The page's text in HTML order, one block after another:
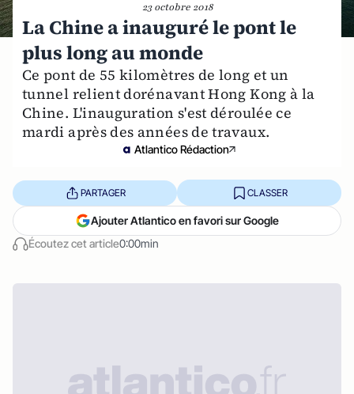
23 octobre 2018
La Chine a inauguré le pont le
plus long au monde
Ce pont de 55 kilomètres de long et un
tunnel relient dorénavant Hong Kong à la
Chine. L'inauguration s'est déroulée ce
mardi après des années de travaux.
Atlantico Rédaction
Écoutez cet article0:00min
PARTAGER CLASSER
Ajouter Atlantico en favori sur Google